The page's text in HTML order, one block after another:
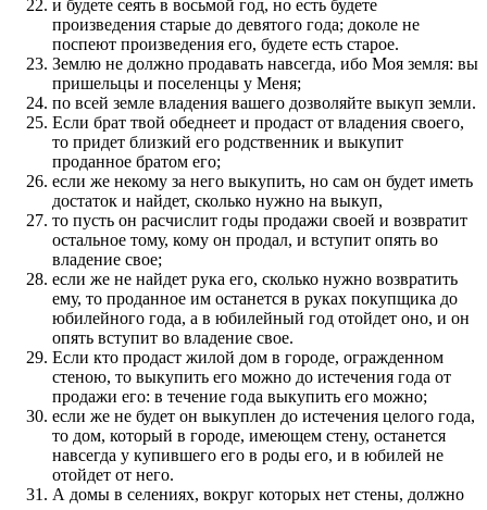
и будете сеять в восьмой год, но есть будете
произведения старые до девятого года; доколе не
поспеют произведения его, будете есть старое.
Землю не должно продавать навсегда, ибо Моя земля: вы
пришельцы и поселенцы у Меня;
по всей земле владения вашего дозволяйте выкуп земли.
Если брат твой обеднеет и продаст от владения своего,
то придет близкий его родственник и выкупит
проданное братом его;
если же некому за него выкупить, но сам он будет иметь
достаток и найдет, сколько нужно на выкуп,
то пусть он расчислит годы продажи своей и возвратит
остальное тому, кому он продал, и вступит опять во
владение свое;
если же не найдет рука его, сколько нужно возвратить
ему, то проданное им останется в руках покупщика до
юбилейного года, а в юбилейный год отойдет оно, и он
опять вступит во владение свое.
Если кто продаст жилой дом в городе, огражденном
стеною, то выкупить его можно до истечения года от
продажи его: в течение года выкупить его можно;
если же не будет он выкуплен до истечения целого года,
то дом, который в городе, имеющем стену, останется
навсегда у купившего его в роды его, и в юбилей не
отойдет от него.
А домы в селениях, вокруг которых нет стены, должно